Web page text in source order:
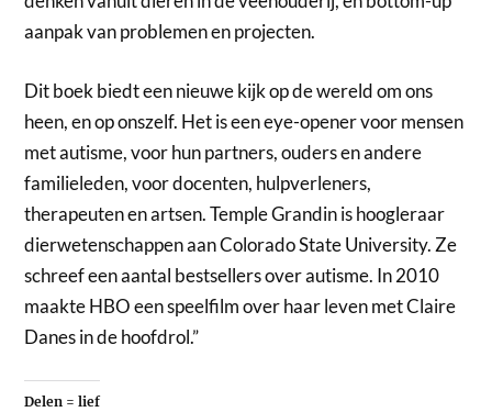
aanpak van problemen en projecten.
Dit boek biedt een nieuwe kijk op de wereld om ons
heen, en op onszelf. Het is een eye-opener voor mensen
met autisme, voor hun partners, ouders en andere
familieleden, voor docenten, hulpverleners,
therapeuten en artsen. Temple Grandin is hoogleraar
dierwetenschappen aan Colorado State University. Ze
schreef een aantal bestsellers over autisme. In 2010
maakte HBO een speelfilm over haar leven met Claire
Danes in de hoofdrol.”
Delen = lief